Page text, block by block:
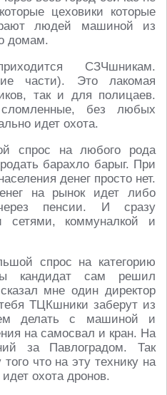
цеховики которые
людей машиной из
домам.
СЗЧшникам.
части). Это лакомая
так и для полицаев.
без любых
идет охота.
спрос на любого рода
барахло барыг. При
денег просто нет.
на рынок идет либо
пенсии. И сразу
сетями, коммуналкой и
спрос на категорию
кандидат сам решил
мне один директор
ТЦКшники заберут из
делать с машиной и
на самосвал и кран. На
за Павлоградом. Так
что на эту технику на
охота дронов.